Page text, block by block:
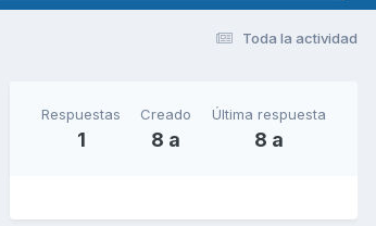
Toda la actividad
Respuestas
1
Creado
8 a
Última respuesta
8 a